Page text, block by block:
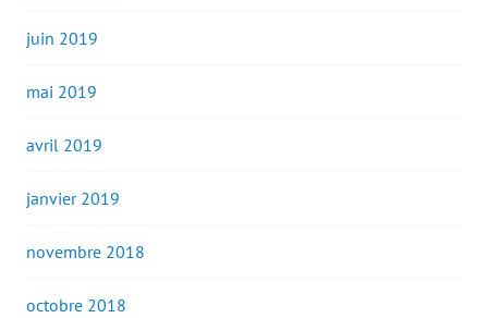
juin 2019
mai 2019
avril 2019
janvier 2019
novembre 2018
octobre 2018